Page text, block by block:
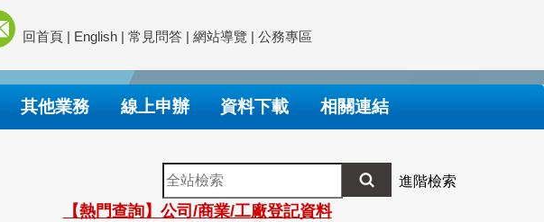
回首頁 | English | 常見問答 | 網站導覽 | 公務專區
其他業務 線上申辦 資料下載 相關連結
全
站
檢
進階檢索
【熱門查詢】公司/商業/工廠登記資料